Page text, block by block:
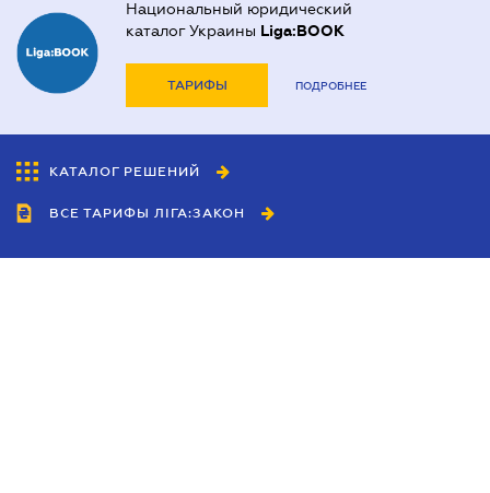
Национальный юридический
каталог Украины Liga:BOOK
ТАРИФЫ ПОДРОБНЕЕ
КАТАЛОГ РЕШЕНИЙ
ВСЕ ТАРИФЫ ЛІГА:ЗАКОН